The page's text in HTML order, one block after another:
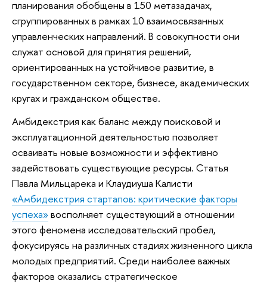
планирования обобщены в 150 метазадачах,
сгруппированных в рамках 10 взаимосвязанных
управленческих направлений. В совокупности они
служат основой для принятия решений,
ориентированных на устойчивое развитие, в
государственном секторе, бизнесе, академических
кругах и гражданском обществе.
Амбидекстрия как баланс между поисковой и
эксплуатационной деятельностью позволяет
осваивать новые возможности и эффективно
задействовать существующие ресурсы. Статья
Павла Мильцарека и Клаудиуша Калисти
«Амбидекстрия стартапов: критические факторы
успеха»восполняет существующий в отношении
этого феномена исследовательский пробел,
фокусируясь на различных стадиях жизненного цикла
молодых предприятий. Среди наиболее важных
факторов оказались стратегическое